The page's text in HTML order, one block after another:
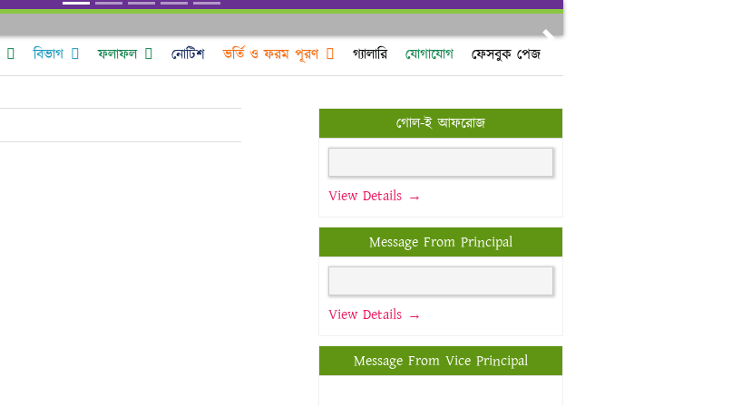
বিভাগ ফলাফল নোটিশ ভর্তি ও ফরম পূরণ গ্যালারি যোগাযোগ ফেসবুক পেজ
গোল-ই আফরোজ
View Details →
Message From Principal
View Details →
Message From Vice Principal